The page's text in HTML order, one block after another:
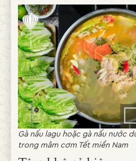
Gà nấu lagu hoặc gà nấu nước
trong mâm cơm Tết miền Nam